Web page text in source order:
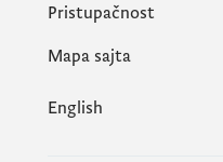
Pristupačnost
Mapa sajta
English